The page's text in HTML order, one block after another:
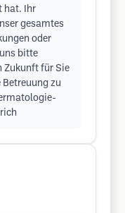
hat. Ihr
gesamtes
oder
bitte
Zukunft für Sie
Betreuung zu